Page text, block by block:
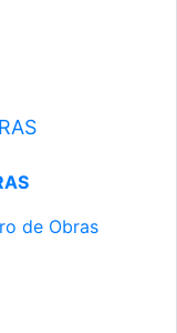
de Obras